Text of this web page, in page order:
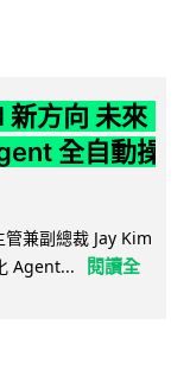
方向 未來
全自動操
兼副總裁 Jay Kim
Agent...
閱讀全